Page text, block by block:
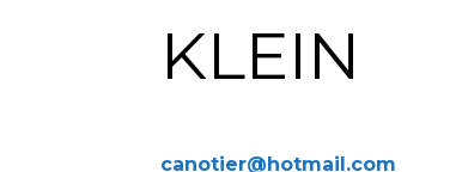
KLEIN
canotier@hotmail.com